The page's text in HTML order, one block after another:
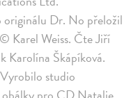
originálu Dr. No přeložil
Karel Weiss. Čte Jiří
Karolína Škápíková.
studio